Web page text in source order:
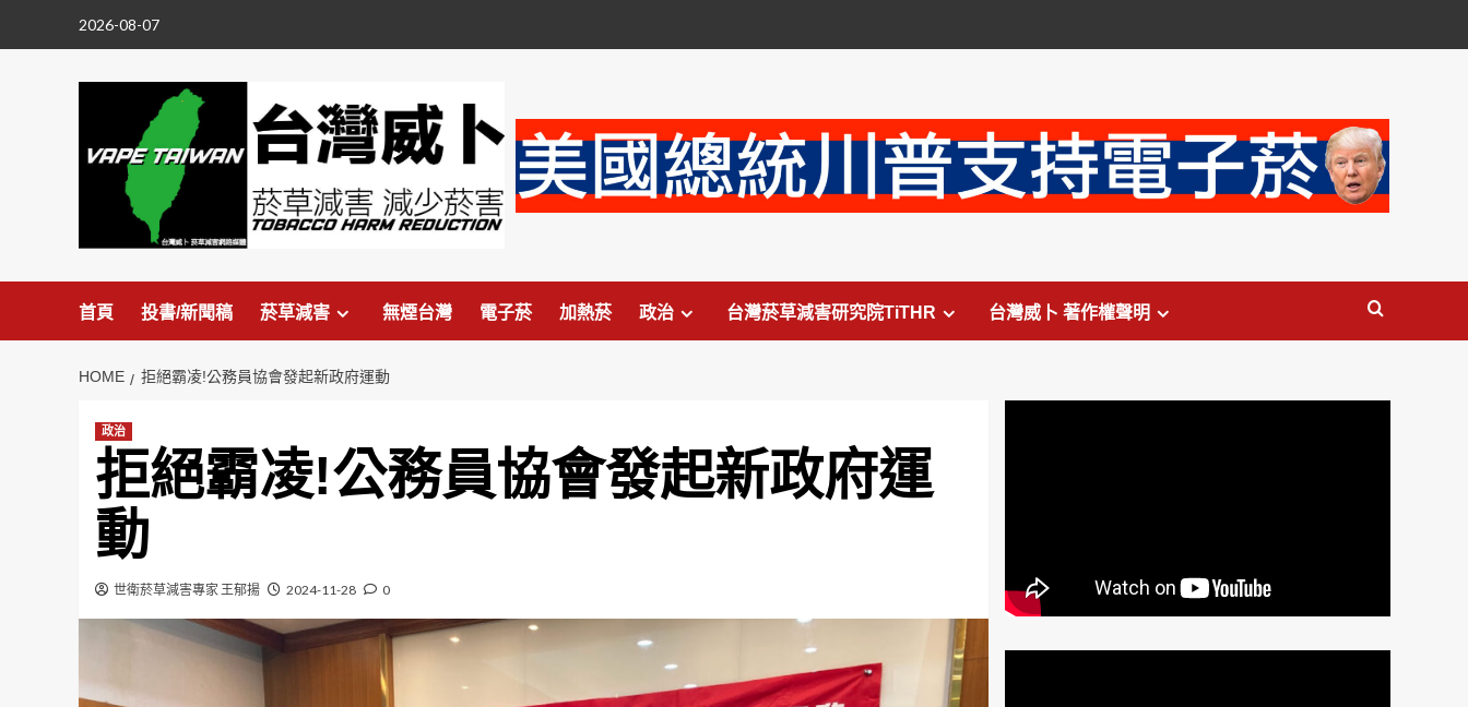
2026-08-07
首頁 投書/新聞稿 菸草減害 無煙台灣 電子菸 加熱菸 政治 台灣菸草減害研究院TiTHR 台灣威卜 著作權聲明
HOME 拒絕霸凌!公務員協會發起新政府運動
政治
拒絕霸凌!公務員協會發起新政府運
動
世衛菸草減害專家 王郁揚 2024-11-28 0